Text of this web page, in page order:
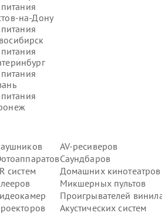
систем
AV-ресиверов
Саундбаров
Домашних кинотеатров
Микшерных пультов
Проигрывателей винила
Акустических систем
на-Дону